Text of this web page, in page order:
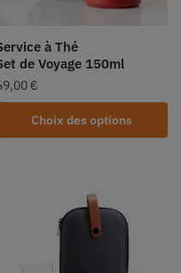
à Thé
de Voyage 150ml
€
Choix des options